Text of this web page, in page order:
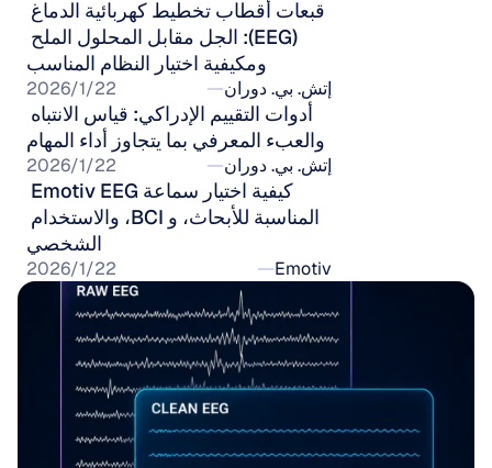
ومكيفية اختيار النظام المناسب
إتش. بي. دوران 22‏/1‏/2026
والعبء المعرفي بما يتجاوز أداء المهام
إتش. بي. دوران 22‏/1‏/2026
الشخصي
Emotiv
22‏/1‏/2026